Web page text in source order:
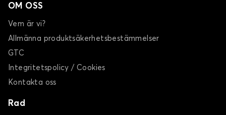
Bilklädsel för VOLKSWAGEN e-GOLF
OM OSS
Vem är vi?
Allmänna produktsäkerhetsbestämmelser
GTC
Integritetspolicy / Cookies
Kontakta oss
Rad